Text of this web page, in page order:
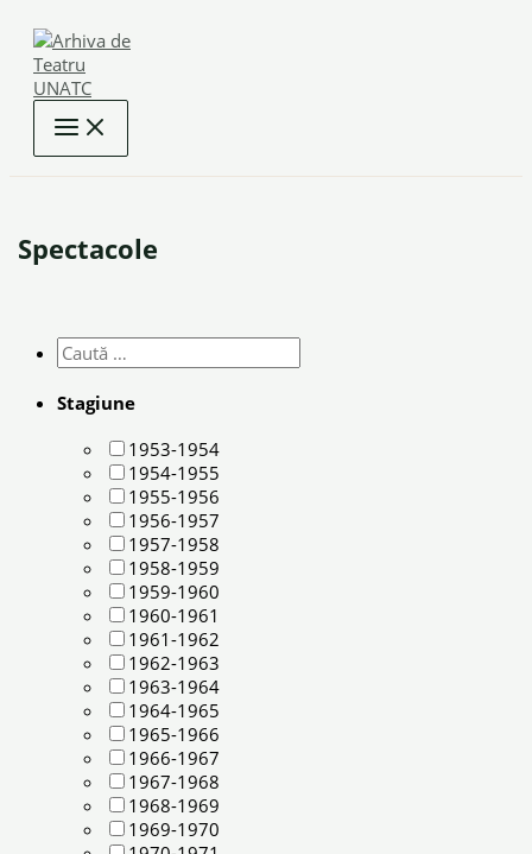
content
Spectacole
Stagiune
1953-1954
1954-1955
1955-1956
1956-1957
1957-1958
1958-1959
1959-1960
1960-1961
1961-1962
1962-1963
1963-1964
1964-1965
1965-1966
1966-1967
1967-1968
1968-1969
1969-1970